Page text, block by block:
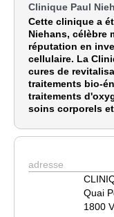
Clinique Paul
Cette clinique a
Niehans, célèbre
réputation en
cellulaire. La
cures de
traitements bio-
traitements
soins corporels
adresse
Quai
1800